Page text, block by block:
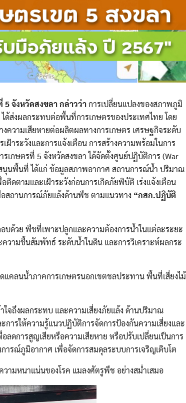
จังหวัดสงขลา กล่าวว่าการเปลี่ยนแปลงของสภาพภูมิ
ด้ส่งผลกระทบต่อพื้นที่การเกษตรของประเทศไทย โดย
ความเสียหายต่อผลิตผลทางการเกษตร เศรษฐกิจระดับ
ฝ้าระวังและการแจ้งเตือน การสร้างความพร้อมในการ
เกษตรที่ 5 จังหวัดสงขลา ได้จัดตั้งศูนย์ปฏิบัติการ (War
นพื้นที่ ได้แก่ ข้อมูลสภาพอากาศ สถานการณ์น้ำ ปริมาณ
ดตามและเฝ้าระวังก่อนการเกิดภัยพิบัติ เร่งแจ้งเตือน
อสถานการณ์ภัยแล้งด้านพืช ตามแนวทาง “กสก.ปฏิบัติ
บด้วย พืชที่เพาะปลูกและความต้องการน้ำในแต่ละระยะ
ามชื้นสัมพัทธ์ ระดับน้ำในดิน และการวิเคราะห์ผลกระ
แคลนน้ำภาคการเกษตรนอกเขตชลประทาน พื้นที่เสี่ยงไม้
จถึงผลกระทบ และความเสี่ยงภัยแล้ง ด้านปริมาณ
รให้ความรู้แนวปฏิบัติการจัดการป้องกันความเสี่ยงและ
ดการสูญเสียหรือความเสียหาย หรือปรับเปลี่ยนเป็นการ
รณ์ภูมิอากาศ เพื่อจัดการสมดุลระบบการเจริญเติบโต
มหนาแน่นของโรค แมลงศัตรูพืช อย่างสม่ำเสมอ